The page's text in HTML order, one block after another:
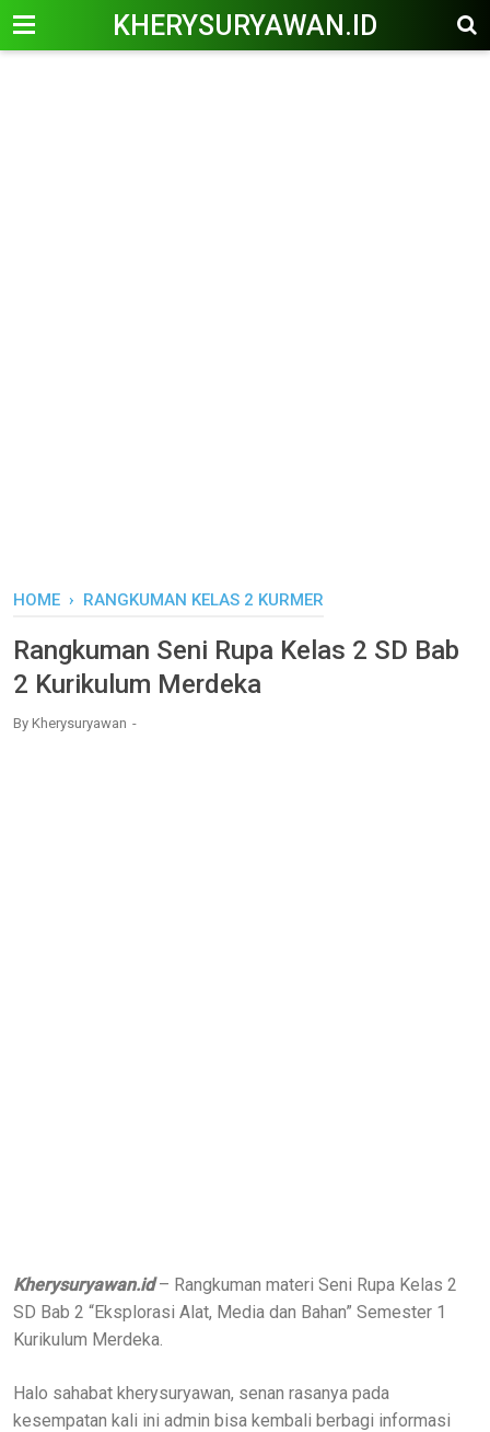
KHERYSURYAWAN.ID
HOME › RANGKUMAN KELAS 2 KURMER
Rangkuman Seni Rupa Kelas 2 SD Bab
2 Kurikulum Merdeka
By Kherysuryawan
Kherysuryawan.id– Rangkuman materi Seni Rupa Kelas 2
SD Bab 2 “Eksplorasi Alat, Media dan Bahan” Semester 1
Kurikulum Merdeka.
Halo sahabat kherysuryawan, senan rasanya pada
kesempatan kali ini admin bisa kembali berbagi informasi